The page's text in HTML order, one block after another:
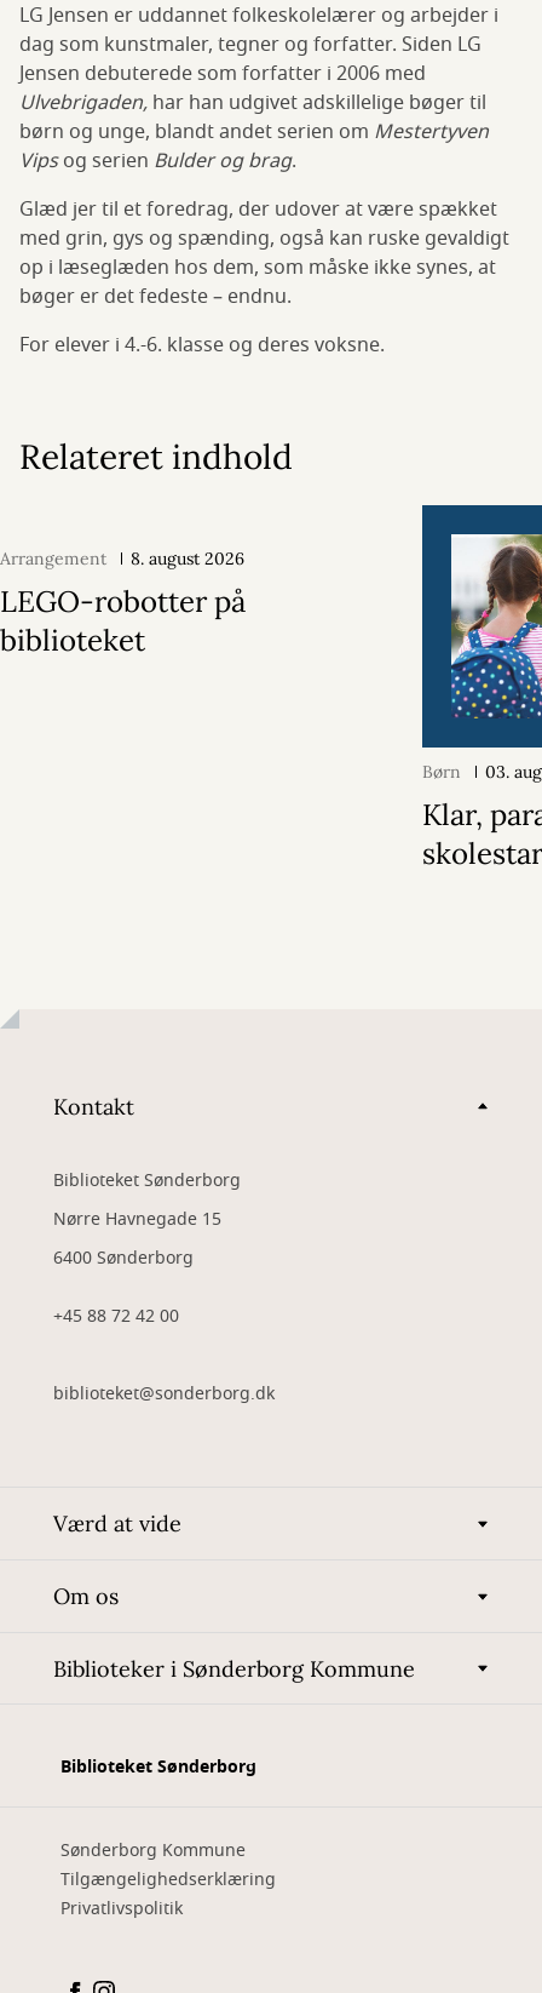
LG Jensen er uddannet folkeskolelærer og arbejder i
dag som kunstmaler, tegner og forfatter. Siden LG
Jensen debuterede som forfatter i 2006 med
Ulvebrigaden, har han udgivet adskillelige bøger til
børn og unge, blandt andet serien om Mestertyven
Vipsog serien Bulder og brag.
Glæd jer til et foredrag, der udover at være spækket
med grin, gys og spænding, også kan ruske gevaldigt
op i læseglæden hos dem, som måske ikke synes, at
bøger er det fedeste – endnu.
For elever i 4.-6. klasse og deres voksne.
Relateret indhold
Arrangement 8. august 2026
LEGO-robotter på
biblioteket
Børn 03.
Klar,
Kontakt
Biblioteket Sønderborg
Nørre Havnegade 15
6400 Sønderborg
+45 88 72 42 00
biblioteket@sonderborg.dk
Værd at vide
Om os
Biblioteker i Sønderborg Kommune
Biblioteket Sønderborg
Sønderborg Kommune
Tilgængelighedserklæring
Privatlivspolitik